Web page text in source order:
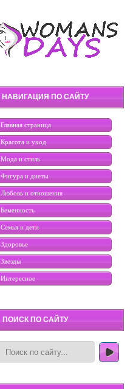
НАВИГАЦИЯ ПО САЙТУ
Главная страница
Красота и уход
Мода и стиль
Фигура и диеты
Любовь и отношения
Беменность
Семья и дети
Здоровье
Звезды
Интересное
ПОИСК ПО САЙТУ